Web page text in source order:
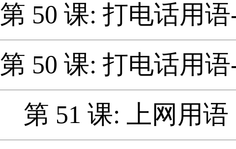
第 50 课: 打电话用语
第 50 课: 打电话用语
第 51 课: 上网用语